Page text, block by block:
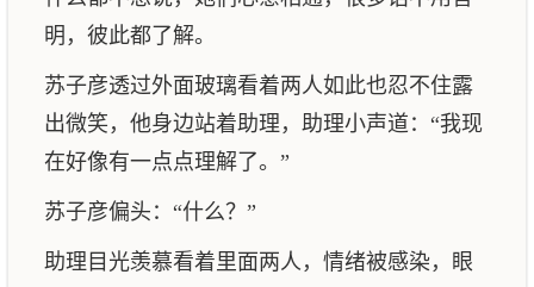
明，彼此都了解。
苏子彦透过外面玻璃看着两人如此也忍不住露
出微笑，他身边站着助理，助理小声道：“我现
在好像有一点点理解了。”
苏子彦偏头：“什么？”
助理目光羡慕看着里面两人，情绪被感染，眼